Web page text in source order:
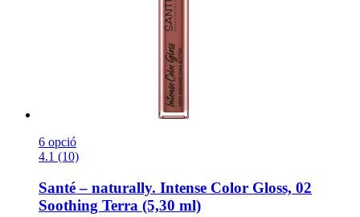
6 opció
4.1 (10)
Santé – naturally. Intense Color Gloss, 02
Soothing Terra (5,30 ml)